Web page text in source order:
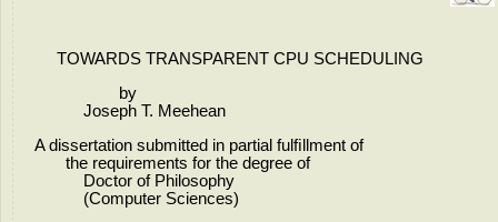
TOWARDS TRANSPARENT CPU SCHEDULING
by
Joseph T. Meehean
A dissertation submitted in partial fulﬁllment of
the requirements for the degree of
Doctor of Philosophy
(Computer Sciences)